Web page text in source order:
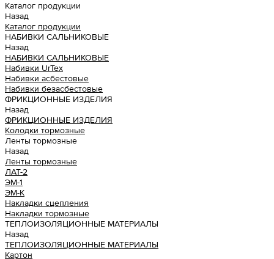
Каталог продукции
Назад
Каталог продукции
НАБИВКИ САЛЬНИКОВЫЕ
Назад
НАБИВКИ САЛЬНИКОВЫЕ
Набивки UrTex
Набивки асбестовые
Набивки безасбестовые
ФРИКЦИОННЫЕ ИЗДЕЛИЯ
Назад
ФРИКЦИОННЫЕ ИЗДЕЛИЯ
Колодки тормозные
Ленты тормозные
Назад
Ленты тормозные
ЛАТ-2
ЭМ-1
ЭМ-К
Накладки сцепления
Накладки тормозные
ТЕПЛОИЗОЛЯЦИОННЫЕ МАТЕРИАЛЫ
Назад
ТЕПЛОИЗОЛЯЦИОННЫЕ МАТЕРИАЛЫ
Картон